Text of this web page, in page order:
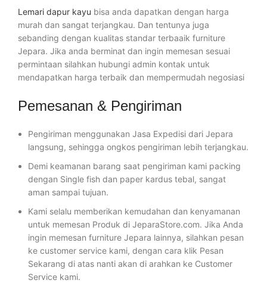
Lemari dapur kayu bisa anda dapatkan dengan harga
murah dan sangat terjangkau. Dan tentunya juga
sebanding dengan kualitas standar terbaaik furniture
Jepara. Jika anda berminat dan ingin memesan sesuai
permintaan silahkan hubungi admin kontak untuk
mendapatkan harga terbaik dan mempermudah negosiasi
Pemesanan & Pengiriman
Pengiriman menggunakan Jasa Expedisi dari Jepara
langsung, sehingga ongkos pengiriman lebih terjangkau.
Demi keamanan barang saat pengiriman kami packing
dengan Single fish dan paper kardus tebal, sangat
aman sampai tujuan.
Kami selalu memberikan kemudahan dan kenyamanan
untuk memesan Produk di JeparaStore.com. Jika Anda
ingin memesan furniture Jepara lainnya, silahkan pesan
ke customer service kami, dengan cara klik Pesan
Sekarang di atas nanti akan di arahkan ke Customer
Service kami.